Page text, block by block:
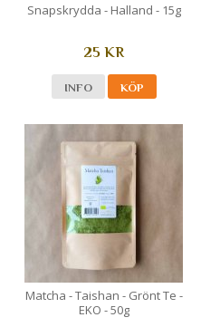
Snapskrydda - Halland - 15g
25 KR
INFO KÖP
Matcha - Taishan - Grönt Te -
EKO - 50g